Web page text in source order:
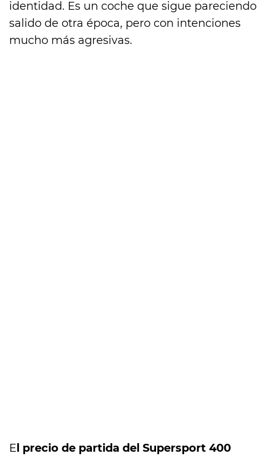
identidad. Es un coche que sigue pareciendo
salido de otra época, pero con intenciones
mucho más agresivas.
E l precio de partida del Supersport 400